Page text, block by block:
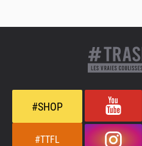
#SHOP
#TTFL